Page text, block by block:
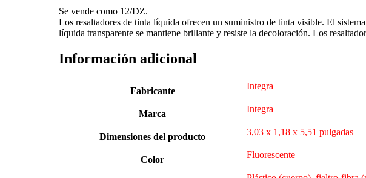
Se vende como 12/DZ.
Los resaltadores de tinta líquida ofrecen un suministro de tinta visible. El
líquida transparente se mantiene brillante y resiste la decoloración. Los
Información adicional
Fabricante ‎Integra
Marca ‎Integra
Dimensiones del producto ‎3,03 x 1,18 x 5,51 pulgadas
Color ‎Fluorescente